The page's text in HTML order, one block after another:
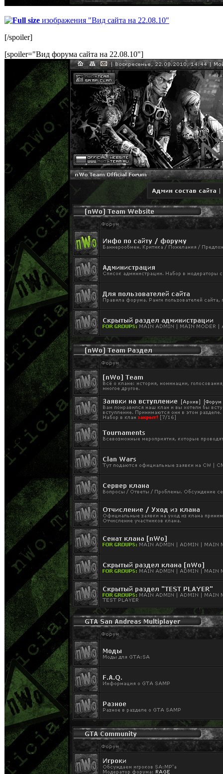
Full size изображения "Вид сайта на 22.08.10"
[/spoiler]
[spoiler="Вид форума сайта на 22.08.10"]